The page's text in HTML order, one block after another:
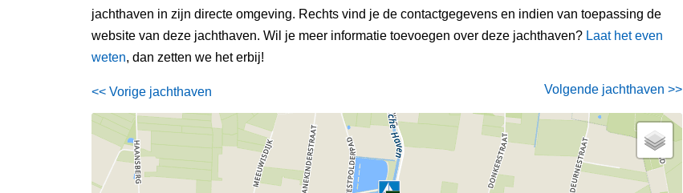
jachthaven in zijn directe omgeving. Rechts vind je de contactgegevens en indien van toepassing de
website van deze jachthaven. Wil je meer informatie toevoegen over deze jachthaven? Laat het even
weten, dan zetten we het erbij!
<< Vorige jachthaven Volgende jachthaven >>